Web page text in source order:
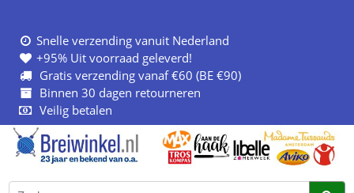
Snelle verzending vanuit Nederland
+95% Uit voorraad geleverd!
Gratis verzending vanaf €60 (BE €90)
Binnen 30 dagen retourneren
Veilig betalen